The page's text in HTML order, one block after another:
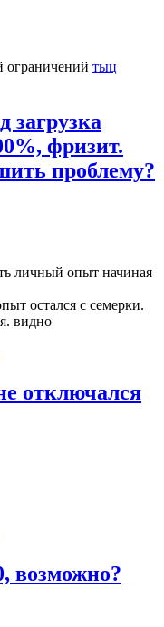
ограничений тыц
загрузка
фризит.
проблему?
личный опыт начиная
остался с семерки.
видно
отключался
возможно?